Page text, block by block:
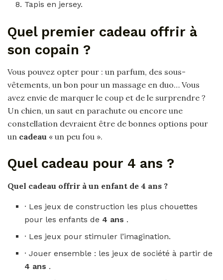
Tapis en jersey.
Quel premier cadeau offrir à
son copain ?
Vous pouvez opter pour : un parfum, des sous-
vêtements, un bon pour un massage en duo… Vous
avez envie de marquer le coup et de le surprendre ?
Un chien, un saut en parachute ou encore une
constellation devraient être de bonnes options pour
un cadeau « un peu fou ».
Quel cadeau pour 4 ans ?
Quel cadeau offrir à un enfant de 4 ans ?
· Les jeux de construction les plus chouettes
pour les enfants de 4 ans .
· Les jeux pour stimuler l’imagination.
· Jouer ensemble : les jeux de société à partir de
4 ans .